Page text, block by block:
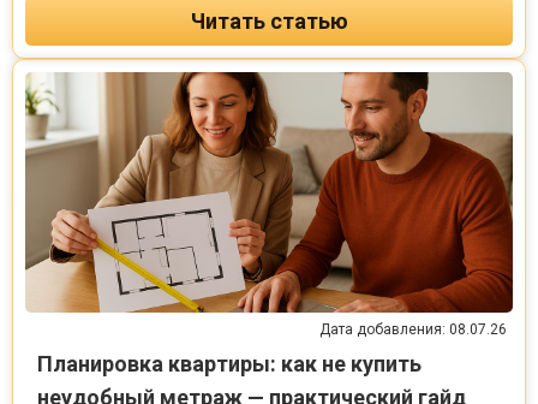
Читать статью
Дата добавления: 08.07.26
Планировка квартиры: как не купить
неудобный метраж — практический гайд